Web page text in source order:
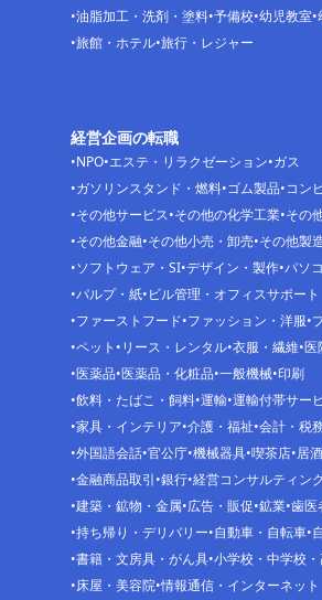
油脂加工・洗剤・塗料 予備校 幼児教室
旅館・ホテル 旅行・レジャー
経営企画の転職
NPO エステ・リラクゼーション ガス
ガソリンスタンド・燃料 ゴム製品 コン
その他サービス その他の化学工業 その
その他金融 その他小売・卸売 その他製
ソフトウェア・SI デザイン・製作 パソ
パルプ・紙 ビル管理・オフィスサポート
ファーストフード ファッション・洋服
ペット リース・レンタル 衣服・繊維 医
医薬品 医薬品・化粧品 一般機械 印刷
飲料・たばこ・飼料 運輸 運輸付帯サー
家具・インテリア 介護・福祉 会計・税
外国語会話 官公庁 機械器具 喫茶店 居
金融商品取引 銀行 経営コンサルティン
建築・鉱物・金属 広告・販促 鉱業 歯医
持ち帰り・デリバリー 自動車・自転車
書籍・文房具・がん具 小学校・中学校
床屋・美容院 情報通信・インターネット